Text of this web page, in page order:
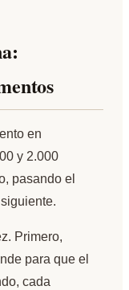
en
y 2.000
pasando el
Primero,
para que el
cada